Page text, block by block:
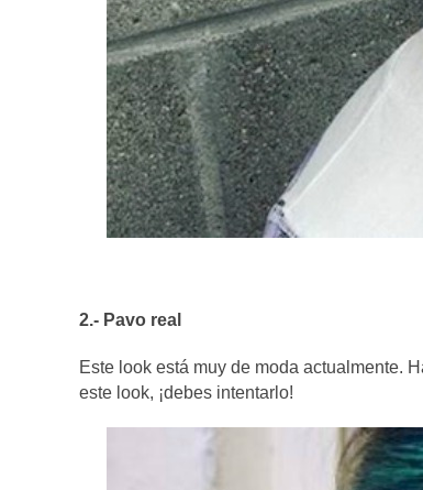
2.- Pavo real
Este look está muy de moda actualmente.
este look, ¡debes intentarlo!